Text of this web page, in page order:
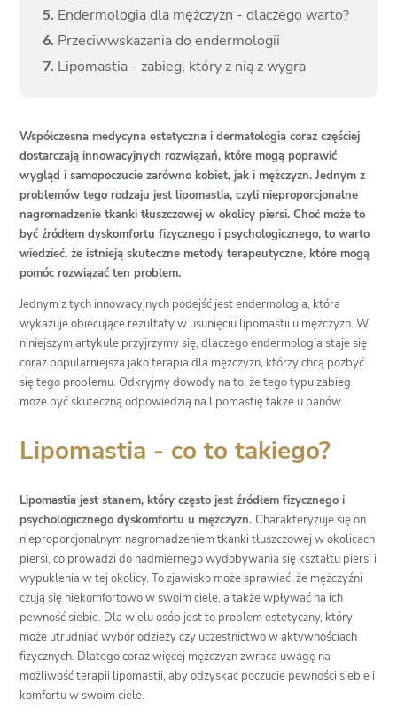
5. Endermologia dla mężczyzn - dlaczego warto?
6. Przeciwwskazania do endermologii
7. Lipomastia - zabieg, który z nią z wygra
Współczesna medycyna estetyczna i dermatologia coraz częściej
dostarczają innowacyjnych rozwiązań, które mogą poprawić
wygląd i samopoczucie zarówno kobiet, jak i mężczyzn. Jednym z
problemów tego rodzaju jest lipomastia, czyli nieproporcjonalne
nagromadzenie tkanki tłuszczowej w okolicy piersi. Choć może to
być źródłem dyskomfortu fizycznego i psychologicznego, to warto
wiedzieć, że istnieją skuteczne metody terapeutyczne, które mogą
pomóc rozwiązać ten problem.
Jednym z tych innowacyjnych podejść jest endermologia, która
wykazuje obiecujące rezultaty w usunięciu lipomastii u mężczyzn. W
niniejszym artykule przyjrzymy się, dlaczego endermologia staje się
coraz popularniejsza jako terapia dla mężczyzn, którzy chcą pozbyć
się tego problemu. Odkryjmy dowody na to, że tego typu zabieg
może być skuteczną odpowiedzią na lipomastię także u panów.
Lipomastia - co to takiego?
Lipomastia jest stanem, który często jest źródłem fizycznego i
psychologicznego dyskomfortu u mężczyzn.Charakteryzuje się on
nieproporcjonalnym nagromadzeniem tkanki tłuszczowej w okolicach
piersi, co prowadzi do nadmiernego wydobywania się kształtu piersi i
wypuklenia w tej okolicy. To zjawisko może sprawiać, że mężczyźni
czują się niekomfortowo w swoim ciele, a także wpływać na ich
pewność siebie. Dla wielu osób jest to problem estetyczny, który
może utrudniać wybór odzieży czy uczestnictwo w aktywnościach
fizycznych. Dlatego coraz więcej mężczyzn zwraca uwagę na
możliwość terapii lipomastii, aby odzyskać poczucie pewności siebie i
komfortu w swoim ciele.